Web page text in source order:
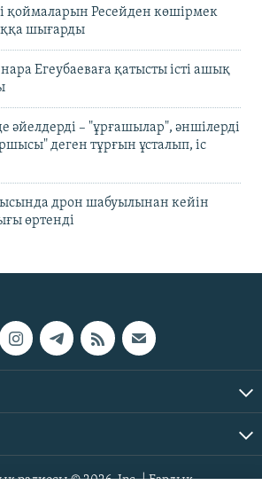
қоймаларын Ресейден көшірмек
шығарды
Егеубаеваға қатысты істі ашық
әйелдерді – "ұрғашылар", әншілерді
деген тұрғын ұсталып, іс
дрон шабуылынан кейін
өртенді
радиосы © 2026, Inc. | Барлық